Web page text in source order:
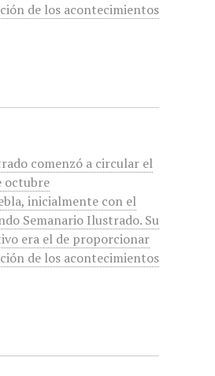
de los acontecimientos
comenzó a circular el
octubre
inicialmente con el
Semanario Ilustrado. Su
era el de proporcionar
de los acontecimientos